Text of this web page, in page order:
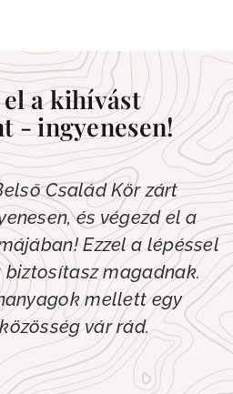
el a kihívást
- ingyenesen!
Család Kör zárt
és végezd el a
Ezzel a lépéssel
magadnak.
mellett egy
vár rád.